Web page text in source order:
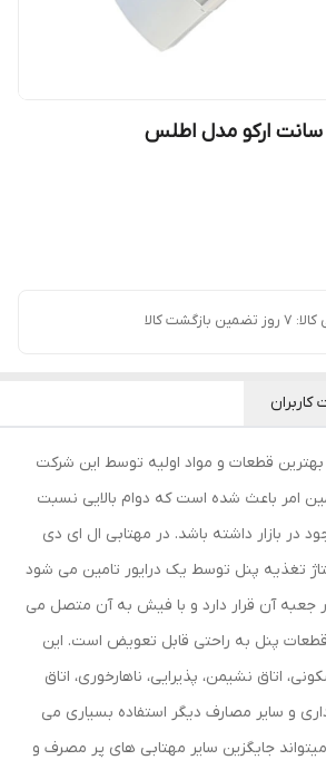
کالا
کاربران
بهترین قطعات و مواد اولیه توسط این شرکت
امر باعث شده است که دوام بالایی نسبت
در بازار داشته باشد. در مهتابی ال ای دی
تغذیه پنل توسط یک درایور تامین می شود
جعبه آن قرار دارد و با فیش به آن متصل می
پنل به راحتی قابل تعویض است. این
اتاق نشیمن، پذیرایی، ناهارخوری، اتاق
و سایر مصارف دیگر استفاده بسیاری می
جایگزین سایر مهتابی های پر مصرف و